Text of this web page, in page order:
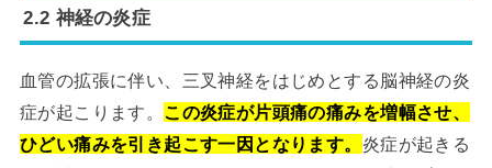
2.2 神経の炎症
血管の拡張に伴い、三叉神経をはじめとする脳神経の炎
症が起こります。 この炎症が片頭痛の痛みを増幅させ、
ひどい痛みを引き起こす一因となります。 炎症が起きる